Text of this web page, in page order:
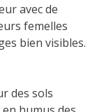
avec de
femelles
bien visibles.
des sols